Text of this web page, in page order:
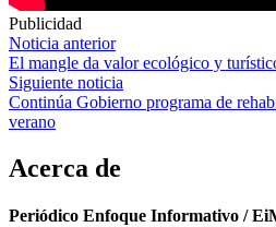
Publicidad
Navegación
de
entradas
Noticia anterior
El mangle da valor ecológico y
Siguiente noticia
Continúa Gobierno programa de
verano
Acerca de
Periódico Enfoque Informativo /